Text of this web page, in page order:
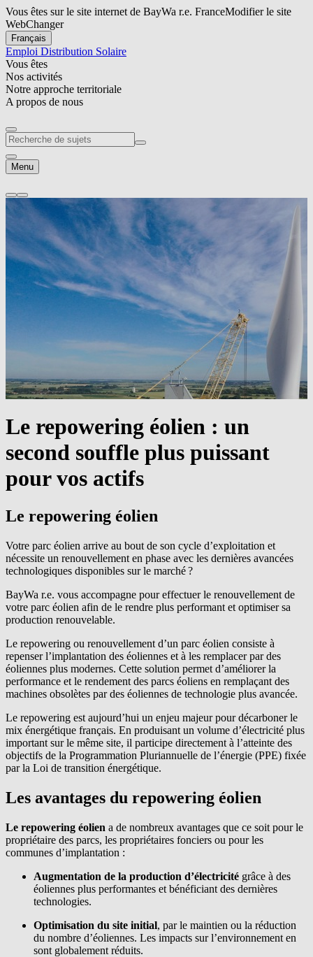
Vous êtes sur le site internet de BayWa r.e. FranceModifier le site
WebChanger
Français
Emploi Distribution Solaire
Vous êtes
Nos activités
Notre approche territoriale
A propos de nous
Menu
Le repowering éolien : un
second souffle plus puissant
pour vos actifs
Le repowering éolien
Votre ​parc éolien​ arrive au bout de son cycle d’exploitation et
nécessite un renouvellement en phase avec les dernières avancées
technologiques disponibles sur le marché ?
BayWa r.e. ​vous accompagne pour effectuer le​ renouvellement de
votre parc éolien​ afin de le rendre plus performant et optimiser sa
production renouvelable.
Le repowering ou renouvellement d’un parc éolien consiste à
repenser l’implantation des éoliennes et à les remplacer par des
éoliennes plus modernes. Cette solution permet d’améliorer la
performance et le rendement des parcs éoliens en remplaçant des
machines obsolètes par des éoliennes de technologie plus avancée.
Le repowering est aujourd’hui un enjeu majeur pour décarboner le
mix énergétique français. En produisant un volume d’électricité plus
important sur le même site, il participe directement à l’atteinte des
objectifs de la Programmation Pluriannuelle de l’énergie (PPE) fixée
par la Loi de transition énergétique.
Les avantages du repowering éolien
Le repowering éolien a de nombreux avantages que ce soit pour le
propriétaire des parcs, les propriétaires fonciers ou pour les
communes d’implantation :
Augmentation de la production d’électricité grâce à des
éoliennes plus performantes et bénéficiant des dernières
technologies.
Optimisation du site initial, par le maintien ou la réduction
du nombre d’éoliennes. Les impacts sur l’environnement en
sont globalement réduits.